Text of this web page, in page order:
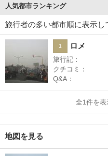
人気都市ランキング
旅行者の多い都市順に表示し
1 ロメ
旅行記：
クチコミ：
Q&A：
全1件を表
地図を見る